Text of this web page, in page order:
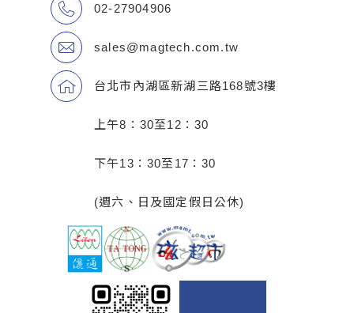
02-27904906
sales@magtech.com.tw
台北市內湖區新湖三路168號3樓
上午8：30至12：30
下午13：30至17：30
(週六、日及國定假日公休)